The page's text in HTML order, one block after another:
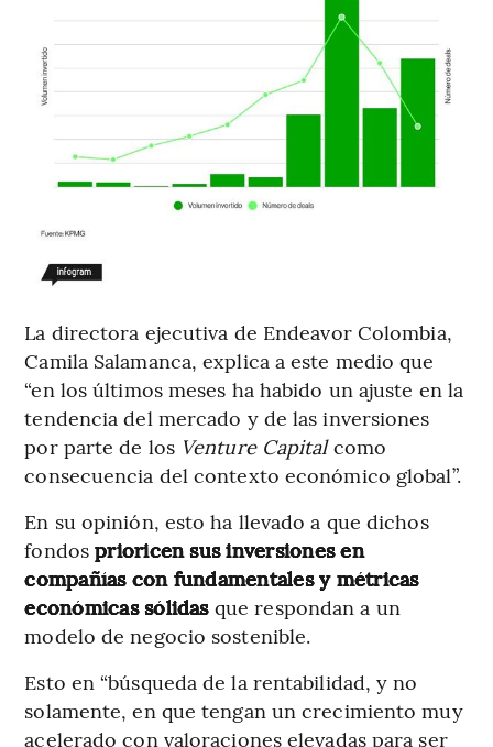
La directora ejecutiva de Endeavor Colombia,
Camila Salamanca, explica a este medio que
“en los últimos meses ha habido un ajuste en la
tendencia del mercado y de las inversiones
por parte de los Venture Capitalcomo
consecuencia del contexto económico global”.
En su opinión, esto ha llevado a que dichos
fondosprioricen sus inversiones en
compañías con fundamentales y métricas
económicas sólidas que respondan a un
modelo de negocio sostenible.
Esto en “búsqueda de la rentabilidad, y no
solamente, en que tengan un crecimiento muy
acelerado con valoraciones elevadas para ser